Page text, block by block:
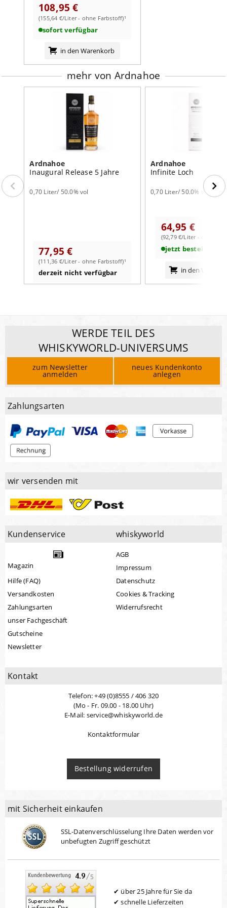
Gelegenheit:After-Dinner-Dram, Kaminabend, Geschenk
für Sherry- und Islay-Fans
Erleben Sie Islay von seiner tiefen, sherrywürzigen Seite –
Torfrahmen getragen.
Kaufen Sie Ihren Ardnahoe Oloroso Quarter Cask
entdecken Sie eine seltene Quarter-Cask-Interpretation
mit echtem Inselprofil.
108,95 €
(155,64 €/Liter - ohne Farbstoff)¹
sofort verfügbar
in den Warenkorb
mehr von Ardnahoe
Ardnahoe
Inaugural Release 5 Jahre
0,70 Liter/ 50.0% vol
77,95 €
(111,36 €/Liter - ohne Farbstoff)¹
derzeit nicht verfügbar
Ardnahoe
Infinite Loch
0,70 Liter/ 50.0% vol
64,95 €
(92,79 €/Liter - ohne
jetzt bestellbar
in den
WERDE TEIL DES
WHISKYWORLD-UNIVERSUMS
zum Newsletter
anmelden
neues Kundenkonto
anlegen
Zahlungsarten
wir versenden mit
Kundenservice
Magazin
Hilfe (FAQ)
Versandkosten
Zahlungsarten
unser Fachgeschäft
Gutscheine
Newsletter
whiskyworld
AGB
Impressum
Datenschutz
Cookies & Tracking
Widerrufsrecht
Kontakt
Telefon: +49 (0)8555 / 406 320
(Mo - Fr. 09.00 - 18.00 Uhr)
E-Mail: service@whiskyworld.de
Kontaktformular
Bestellung widerrufen
mit Sicherheit einkaufen
SSL-Datenverschlüsselung Ihre Daten werden vor
unbefugten Zugriff geschützt
über 25 Jahre für Sie da
schnelle Lieferzeiten